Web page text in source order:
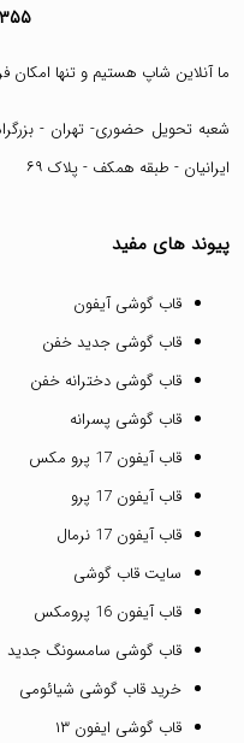
ما آنلاین شاپ هستیم و تنها
شعبه تحویل حضوری- تهران -
ایرانیان - طبقه همکف - پلاک ۶۹
پیوند های مفید
قاب گوشی آیفون
قاب گوشی جدید خفن
قاب گوشی دخترانه خفن
قاب گوشی پسرانه
قاب آیفون 17 پرو مکس
قاب آیفون 17 پرو
قاب آیفون 17 نرمال
سایت قاب گوشی
قاب آیفون 16 پرومکس
قاب گوشی سامسونگ جدید
خرید قاب گوشی شیائومی
قاب گوشی ایفون ۱۳